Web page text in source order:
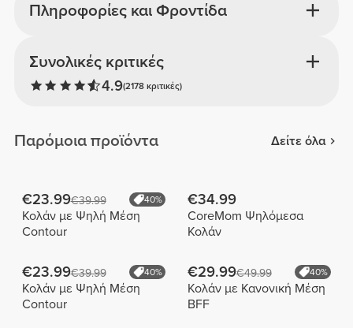
Πληροφορίες και Φροντίδα
Συνολικές κριτικές
4.9(2178 κριτικές)
Παρόμοια προϊόντα Δείτε όλα
€23.99€39.99 40%
Κολάν με Ψηλή Μέση
Contour
€34.99
CoreMom Ψηλόμεσα
Κολάν
€23.99€39.99 40%
Κολάν με Ψηλή Μέση
Contour
€29.99€49.99 40%
Κολάν με Κανονική Μέση
BFF